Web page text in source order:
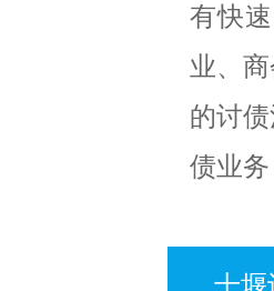
有快
业、
的讨
债业